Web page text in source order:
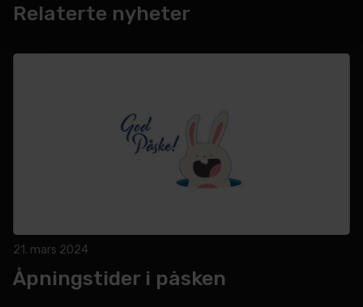
Relaterte nyheter
21. mars 2024
Åpningstider i påsken